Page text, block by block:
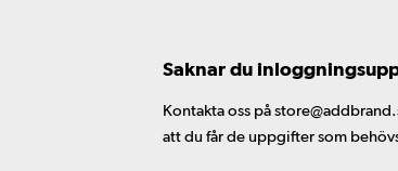
Saknar du
Kontakta oss på
att du får de uppgifter som